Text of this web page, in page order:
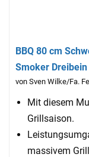
BBQ 80 cm
Smoker
von Sven Wilke/Fa.
Mit diesem
Grillsaison.
massivem